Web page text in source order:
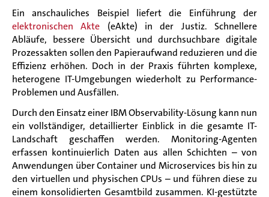
Ein anschauliches Beispiel liefert die Einführung der
elektronischen Akte (eAkte) in der Justiz. Schnellere
Abläufe, bessere Übersicht und durchsuchbare digitale
Prozessakten sollen den Papieraufwand reduzieren und die
Effizienz erhöhen. Doch in der Praxis führten komplexe,
heterogene IT-Umgebungen wiederholt zu Performance-
Problemen und Ausfällen.
Durch den Einsatz einer IBM Observability-Lösung kann nun
ein vollständiger, detaillierter Einblick in die gesamte IT-
Landschaft geschaffen werden. Monitoring-Agenten
erfassen kontinuierlich Daten aus allen Schichten – von
Anwendungen über Container und Microservices bis hin zu
den virtuellen und physischen CPUs – und führen diese zu
einem konsolidierten Gesamtbild zusammen. KI-gestützte